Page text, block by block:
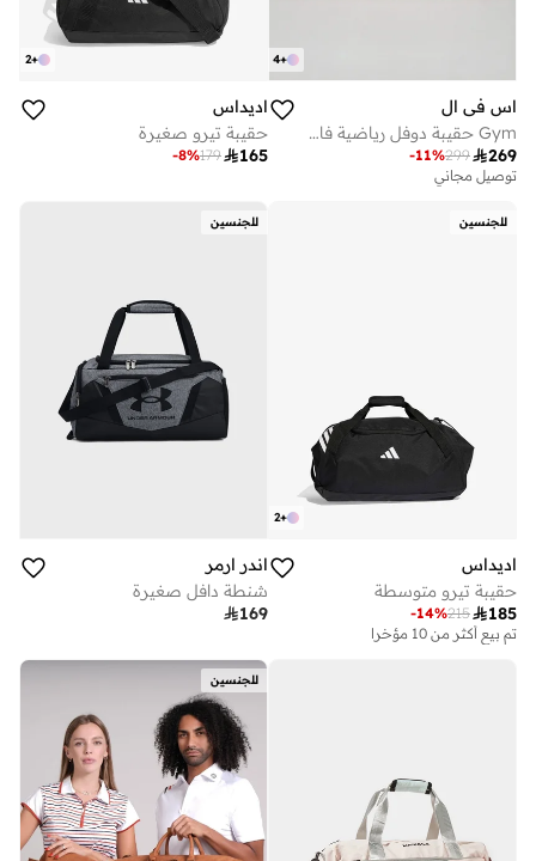
+
4
اس في ال
Gym حقيبة دوفل رياضية فاخرة مع قسم للأحذية - وردي فاتح
269
299
-11%
توصيل مجاني
+
2
اديداس
حقيبة تيرو صغيرة
165
179
-8%
للجنسين
+
2
اديداس
حقيبة تيرو متوسطة
185
215
-14%
تم بيع أكثر من 10 مؤخرا
للجنسين
اندر ارمر
شنطة دافل صغيرة
169
للجنسين